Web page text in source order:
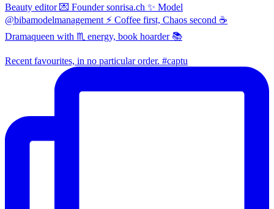
Beauty editor 💌 Founder sonrisa.ch ✨ Model
@bibamodelmanagement ⚡ Coffee first, Chaos second ☕
Dramaqueen with ♏ energy, book hoarder 📚
Recent favourites, in no particular order. #captu